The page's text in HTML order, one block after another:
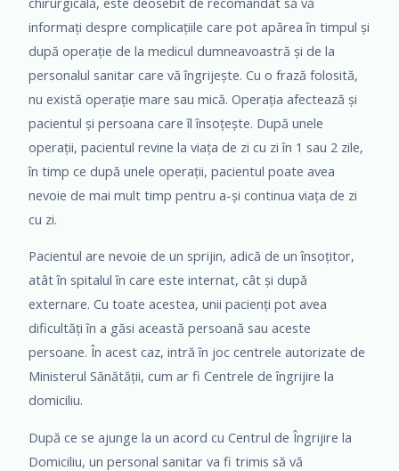
informați despre complicațiile care pot apărea în timpul și
după operație de la medicul dumneavoastră și de la
personalul sanitar care vă îngrijește. Cu o frază folosită,
nu există operație mare sau mică. Operația afectează și
pacientul și persoana care îl însoțește. După unele
operații, pacientul revine la viața de zi cu zi în 1 sau 2 zile,
în timp ce după unele operații, pacientul poate avea
nevoie de mai mult timp pentru a-și continua viața de zi
cu zi.
Pacientul are nevoie de un sprijin, adică de un însoțitor,
atât în spitalul în care este internat, cât și după
externare. Cu toate acestea, unii pacienți pot avea
dificultăți în a găsi această persoană sau aceste
persoane. În acest caz, intră în joc centrele autorizate de
Ministerul Sănătății, cum ar fi Centrele de îngrijire la
domiciliu.
După ce se ajunge la un acord cu Centrul de Îngrijire la
Domiciliu, un personal sanitar va fi trimis să vă